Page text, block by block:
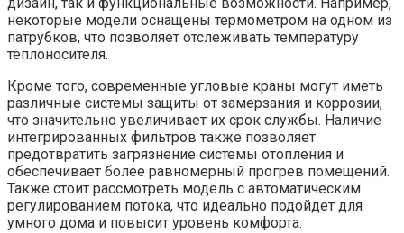
дизайн, так и функциональные возможности. Например,
некоторые модели оснащены термометром на одном из
патрубков, что позволяет отслеживать температуру
теплоносителя.
Кроме того, современные угловые краны могут иметь
различные системы защиты от замерзания и коррозии,
что значительно увеличивает их срок службы. Наличие
интегрированных фильтров также позволяет
предотвратить загрязнение системы отопления и
обеспечивает более равномерный прогрев помещений.
Также стоит рассмотреть модель с автоматическим
регулированием потока, что идеально подойдет для
умного дома и повысит уровень комфорта.